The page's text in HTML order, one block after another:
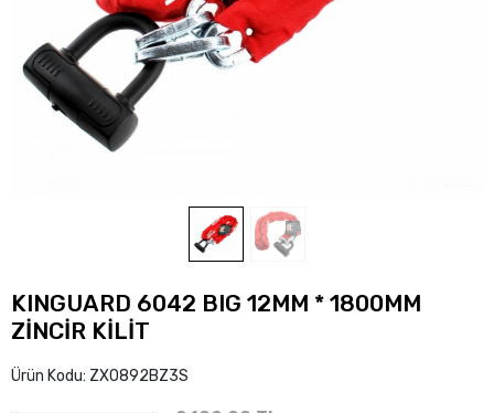
KINGUARD 6042 BIG 12MM * 1800MM
ZİNCİR KİLİT
Ürün Kodu: ZX0892BZ3S